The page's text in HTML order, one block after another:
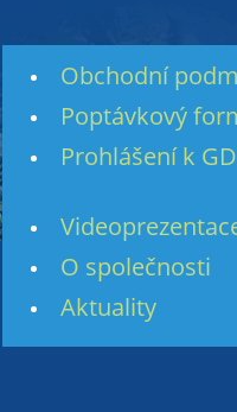
Obchodní
Poptávkový
Prohlášení k
O společnosti
Aktuality